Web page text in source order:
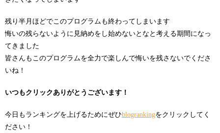
残り半月ほどでこのプログラムも終わってしまいます
悔いの残らないように見納めをし始めないとなと考える期間になっ
てきました
皆さんもこのプログラムを全力で楽しんで悔いを残さないでくださ
いね！
いつもクリックありがとうございます！
今日もランキングを上げるためにぜひblogrankingをクリックしてく
ださい！